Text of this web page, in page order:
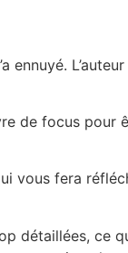
de focus
vous fera
détaillées, ce